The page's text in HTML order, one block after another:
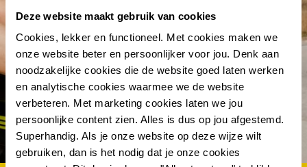
Deze website maakt gebruik van cookies
Cookies, lekker en functioneel. Met cookies maken we
onze website beter en persoonlijker voor jou. Denk aan
noodzakelijke cookies die de website goed laten werken
en analytische cookies waarmee we de website
verbeteren. Met marketing cookies laten we jou
persoonlijke content zien. Alles is dus op jou afgestemd.
Superhandig. Als je onze website op deze wijze wilt
gebruiken, dan is het nodig dat je onze cookies
abonneer en win €100.-
shoptegoed